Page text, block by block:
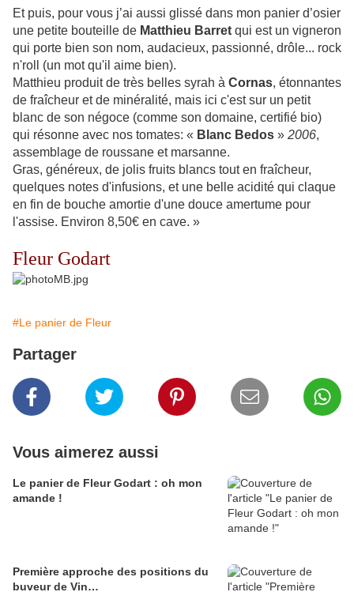
Et puis, pour vous j’ai aussi glissé dans mon panier d’osier
une petite bouteille de Matthieu Barret qui est un vigneron
qui porte bien son nom, audacieux, passionné, drôle... rock
n'roll (un mot qu'il aime bien).
Matthieu produit de très belles syrah à Cornas, étonnantes
de fraîcheur et de minéralité, mais ici c'est sur un petit
blanc de son négoce (comme son domaine, certifié bio)
qui résonne avec nos tomates: « Blanc Bedos » 2006,
assemblage de roussane et marsanne.
Gras, généreux, de jolis fruits blancs tout en fraîcheur,
quelques notes d'infusions, et une belle acidité qui claque
en fin de bouche amortie d'une douce amertume pour
l'assise. Environ 8,50€ en cave. »
Fleur Godart
#Le panier de Fleur
Partager
Vous aimerez aussi
Le panier de Fleur Godart : oh mon
amande !
Première approche des positions du
buveur de Vin…